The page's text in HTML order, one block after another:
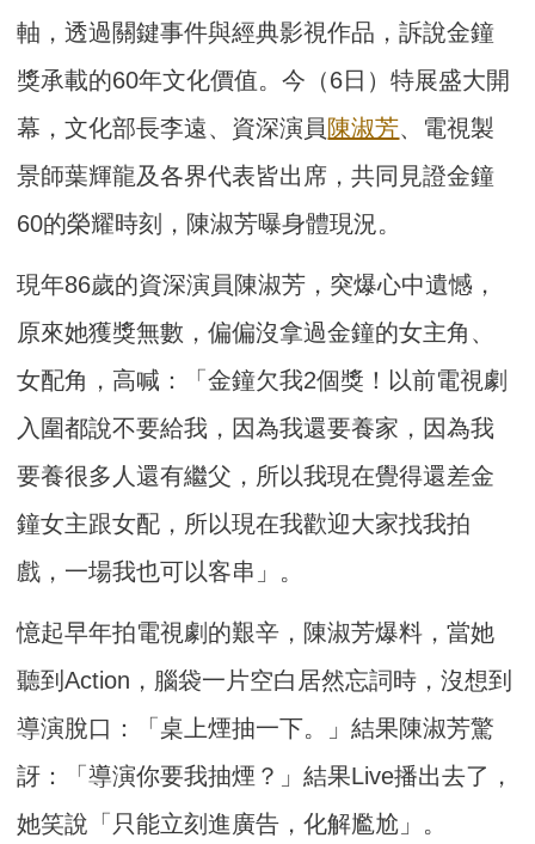
軸，透過關鍵事件與經典影視作品，訴說金鐘
獎承載的60年文化價值。今（6日）特展盛大開
幕，文化部長李遠、資深演員 陳淑芳、電視製
景師葉輝龍及各界代表皆出席，共同見證金鐘
60的榮耀時刻，陳淑芳曝身體現況。
現年86歲的資深演員陳淑芳，突爆心中遺憾，
原來她獲獎無數，偏偏沒拿過金鐘的女主角、
女配角，高喊：「金鐘欠我2個獎！以前電視劇
入圍都說不要給我，因為我還要養家，因為我
要養很多人還有繼父，所以我現在覺得還差金
鐘女主跟女配，所以現在我歡迎大家找我拍
戲，一場我也可以客串」。
憶起早年拍電視劇的艱辛，陳淑芳爆料，當她
聽到Action，腦袋一片空白居然忘詞時，沒想到
導演脫口：「桌上煙抽一下。」結果陳淑芳驚
訝：「導演你要我抽煙？」結果Live播出去了，
她笑說「只能立刻進廣告，化解尷尬」。